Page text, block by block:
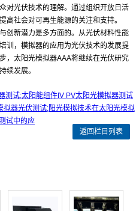
对光伏技术的理解。通过组织开放日活
高社会对可再生能源的关注和支持。
创新潜力是多方面的。从光伏材料性能
训，模拟器的应用为光伏技术的发展提
，太阳光模拟器AAA将继续在光伏研究
续发展。
测试;太阳能组件IV PV太阳光模拟器测试
拟器光伏测试;阳光模拟技术在太阳光模拟
试中的应
返回栏目列表